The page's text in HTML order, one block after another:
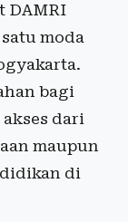
DAMRI
moda
bagi
dari
maupun
di